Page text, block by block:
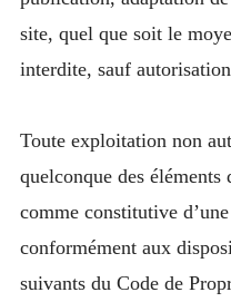
site, quel que soit le
interdite, sauf
Toute exploitation non
quelconque des éléments
comme constitutive
conformément aux
suivants du Code de